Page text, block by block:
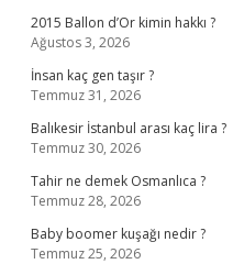
2015 Ballon d’Or kimin hakkı ?
Ağustos 3, 2026
İnsan kaç gen taşır ?
Temmuz 31, 2026
Balıkesir İstanbul arası kaç lira ?
Temmuz 30, 2026
Tahir ne demek Osmanlıca ?
Temmuz 28, 2026
Baby boomer kuşağı nedir ?
Temmuz 25, 2026